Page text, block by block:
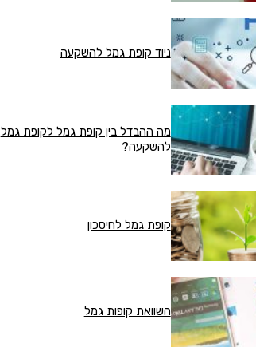
ניוד קופת גמל להשקעה
מה ההבדל בין קופת גמל לקופת גמל
להשקעה?
קופת גמל לחיסכון
השוואת קופות גמל